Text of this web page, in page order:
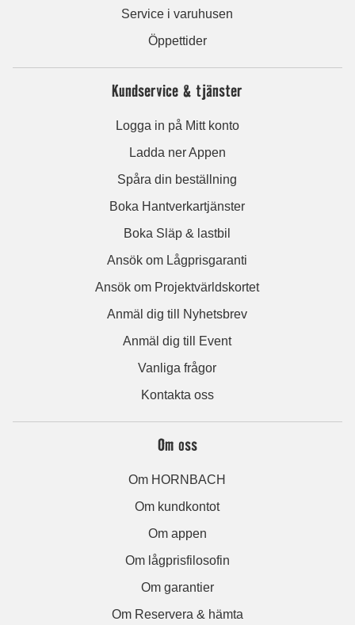
Service i varuhusen
Öppettider
Kundservice & tjänster
Logga in på Mitt konto
Ladda ner Appen
Spåra din beställning
Boka Hantverkartjänster
Boka Släp & lastbil
Ansök om Lågprisgaranti
Ansök om Projektvärldskortet
Anmäl dig till Nyhetsbrev
Anmäl dig till Event
Vanliga frågor
Kontakta oss
Om oss
Om HORNBACH
Om kundkontot
Om appen
Om lågprisfilosofin
Om garantier
Om Reservera & hämta